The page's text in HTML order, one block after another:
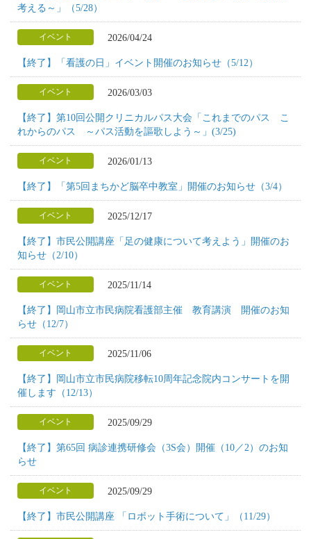
考える～」（5/28）
イベント 2026/04/24
【終了】「看護の日」イベント開催のお知らせ（5/12）
イベント 2026/03/03
【終了】第10回公開クリニカルパス大会「これまでのパス こ
れからのパス ～パス活動を謳歌しよう～」(3/25)
イベント 2026/01/13
【終了】「第5回まちかど脳卒中教室」開催のお知らせ（3/4）
イベント 2025/12/17
【終了】市民公開講座「足の健康について考えよう」開催のお
知らせ（2/10）
イベント 2025/11/14
【終了】岡山市立市民病院看護部主催 教育講演 開催のお知
らせ（12/7）
イベント 2025/11/06
【終了】岡山市立市民病院移転10周年記念院内コンサートを開
催します（12/13）
イベント 2025/09/29
【終了】第65回 病診連携研修会（3S会）開催（10／2）のお知
らせ
イベント 2025/09/29
【終了】市民公開講座 「ロボット手術について」（11/29）